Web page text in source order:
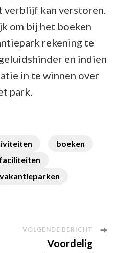
verblijf kan verstoren.
om bij het boeken
rekening te
en indien
in te winnen over
park.
boeken
faciliteiten
vakantieparken
VOLGENDE BERICHT
Voordelig